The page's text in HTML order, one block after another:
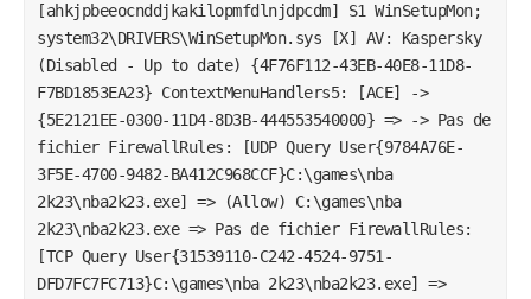
[ahkjpbeeocnddjkakilopmfdlnjdpcdm] S1 WinSetupMon;
system32\DRIVERS\WinSetupMon.sys [X] AV: Kaspersky
(Disabled - Up to date) {4F76F112-43EB-40E8-11D8-
F7BD1853EA23} ContextMenuHandlers5: [ACE] ->
{5E2121EE-0300-11D4-8D3B-444553540000} => -> Pas de
fichier FirewallRules: [UDP Query User{9784A76E-
3F5E-4700-9482-BA412C968CCF}C:\games\nba
2k23\nba2k23.exe] => (Allow) C:\games\nba
2k23\nba2k23.exe => Pas de fichier FirewallRules:
[TCP Query User{31539110-C242-4524-9751-
DFD7FC7FC713}C:\games\nba 2k23\nba2k23.exe] =>